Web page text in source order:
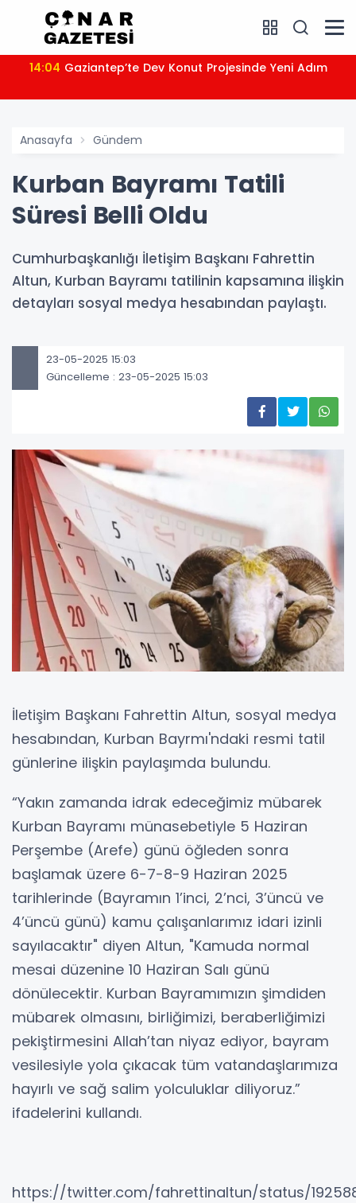
14:04 Gaziantep’te Dev Konut Projesinde Yeni Adım
Anasayfa Gündem
Kurban Bayramı Tatili
Süresi Belli Oldu
Cumhurbaşkanlığı İletişim Başkanı Fahrettin
Altun, Kurban Bayramı tatilinin kapsamına ilişkin
detayları sosyal medya hesabından paylaştı.
23-05-2025 15:03
Güncelleme : 23-05-2025 15:03
İletişim Başkanı Fahrettin Altun, sosyal medya
hesabından, Kurban Bayrmı'ndaki resmi tatil
günlerine ilişkin paylaşımda bulundu.
“Yakın zamanda idrak edeceğimiz mübarek
Kurban Bayramı münasebetiyle 5 Haziran
Perşembe (Arefe) günü öğleden sonra
başlamak üzere 6-7-8-9 Haziran 2025
tarihlerinde (Bayramın 1’inci, 2’nci, 3’üncü ve
4’üncü günü) kamu çalışanlarımız idari izinli
sayılacaktır" diyen Altun, "Kamuda normal
mesai düzenine 10 Haziran Salı günü
dönülecektir. Kurban Bayramımızın şimdiden
mübarek olmasını, birliğimizi, beraberliğimizi
pekiştirmesini Allah’tan niyaz ediyor, bayram
vesilesiyle yola çıkacak tüm vatandaşlarımıza
hayırlı ve sağ salim yolculuklar diliyoruz.”
ifadelerini kullandı.
https://twitter.com/fahrettinaltun/status/